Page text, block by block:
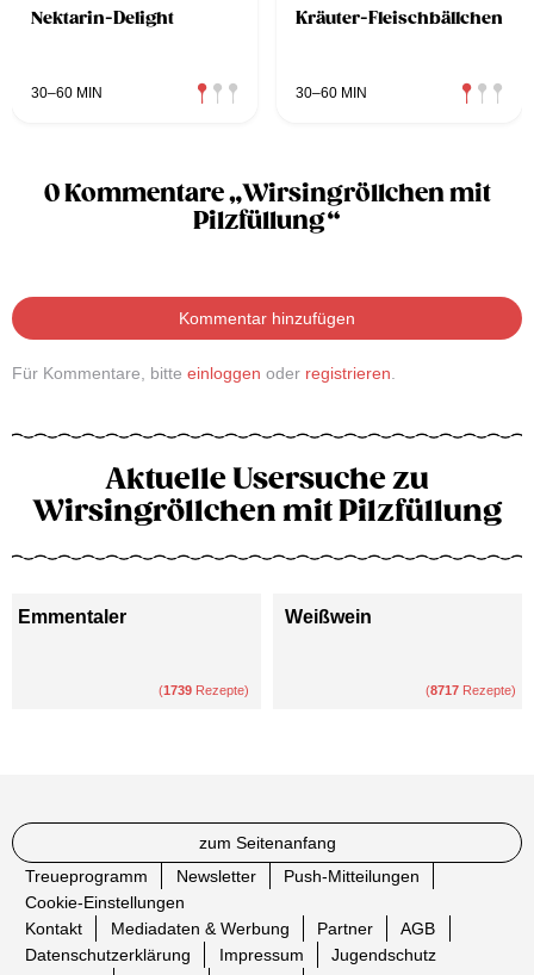
Nektarin-Delight
30–60 MIN
Kräuter-Fleischbällchen
30–60 MIN
0 Kommentare „Wirsingröllchen mit
Pilzfüllung“
Kommentar hinzufügen
Für Kommentare, bitte einloggen oder registrieren.
Aktuelle Usersuche zu
Wirsingröllchen mit Pilzfüllung
Emmentaler
(1739 Rezepte)
Weißwein
(8717 Rezepte)
zum Seitenanfang
Treueprogramm
Newsletter
Push-Mitteilungen
Cookie-Einstellungen
Kontakt
Mediadaten & Werbung Partner
AGB
Datenschutzerklärung
Impressum
Jugendschutz